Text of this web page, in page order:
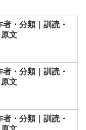
・分類｜訓読・
文
・分類｜訓読・
文
・分類｜訓読・